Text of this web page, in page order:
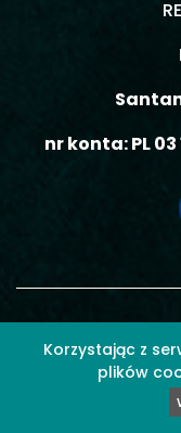
Korzystając z
plików
nr konta: PL 03